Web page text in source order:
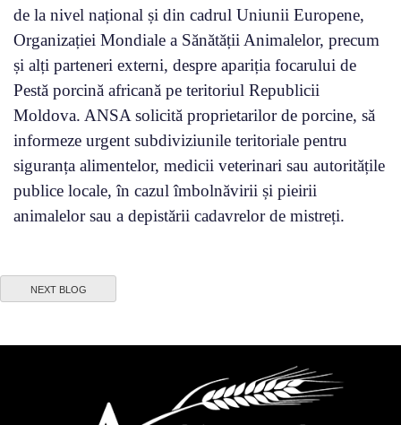
de la nivel național și din cadrul Uniunii Europene,
Organizației Mondiale a Sănătății Animalelor, precum
și alți parteneri externi, despre apariția focarului de
Pestă porcină africană pe teritoriul Republicii
Moldova. ANSA solicită proprietarilor de porcine, să
informeze urgent subdiviziunile teritoriale pentru
siguranța alimentelor, medicii veterinari sau autoritățile
publice locale, în cazul îmbolnăvirii și pieirii
animalelor sau a depistării cadavrelor de mistreți.
NEXT BLOG